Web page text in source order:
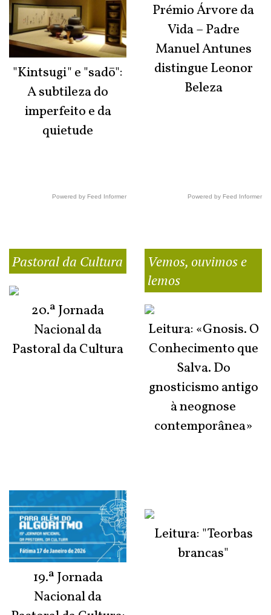
"Kintsugi" e "sadō":
A subtileza do
imperfeito e da
quietude
Powered by Feed Informer
Prémio Árvore da
Vida – Padre
Manuel Antunes
distingue Leonor
Beleza
Powered by Feed Informer
Pastoral da Cultura
20.ª Jornada
Nacional da
Pastoral da Cultura
19.ª Jornada
Nacional da
Vemos, ouvimos e
lemos
Leitura: «Gnosis. O
Conhecimento que
Salva. Do
gnosticismo antigo
à neognose
contemporânea»
Leitura: "Teorbas
brancas"